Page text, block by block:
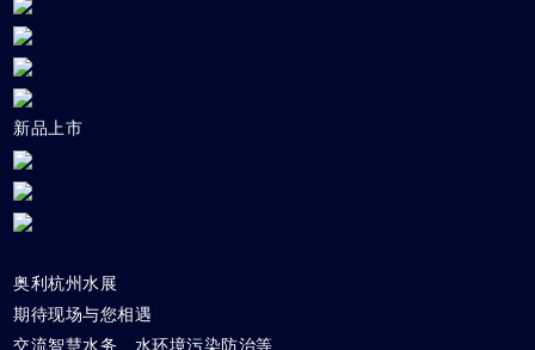
新品上市
奥利杭州水展
期待现场与您相遇
交流智慧水务、水环境污染防治等